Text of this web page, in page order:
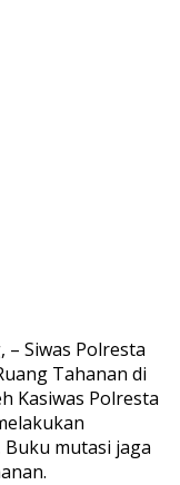
– Siwas Polresta
Tahanan di
Kasiwas Polresta
mutasi jaga